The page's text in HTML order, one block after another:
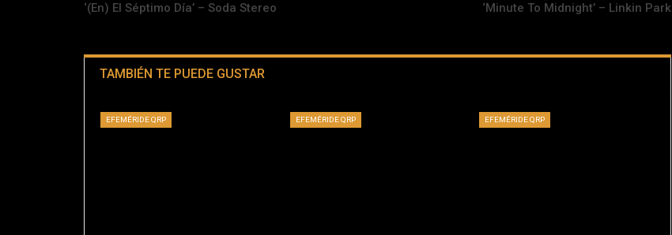
‘(En) El Séptimo Día’ – Soda Stereo ‘Minute To Midnight’ – Linkin Park
TAMBIÉN TE PUEDE GUSTAR
EFEMÉRIDE QRP EFEMÉRIDE QRP EFEMÉRIDE QRP